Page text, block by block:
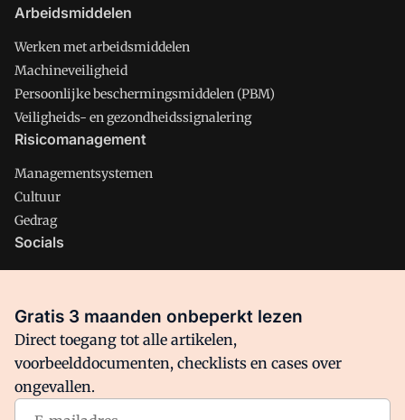
Arbeidsmiddelen
Werken met arbeidsmiddelen
Machineveiligheid
Persoonlijke beschermingsmiddelen (PBM)
Veiligheids- en gezondheidssignalering
Risicomanagement
Managementsystemen
Cultuur
Gedrag
Socials
Facebook
Arbo is onderdeel van VMN media. Lees inons manifestwaar
Gratis 3 maanden onbeperkt lezen
Direct toegang tot alle artikelen,
voorbeelddocumenten, checklists en cases over
ongevallen.